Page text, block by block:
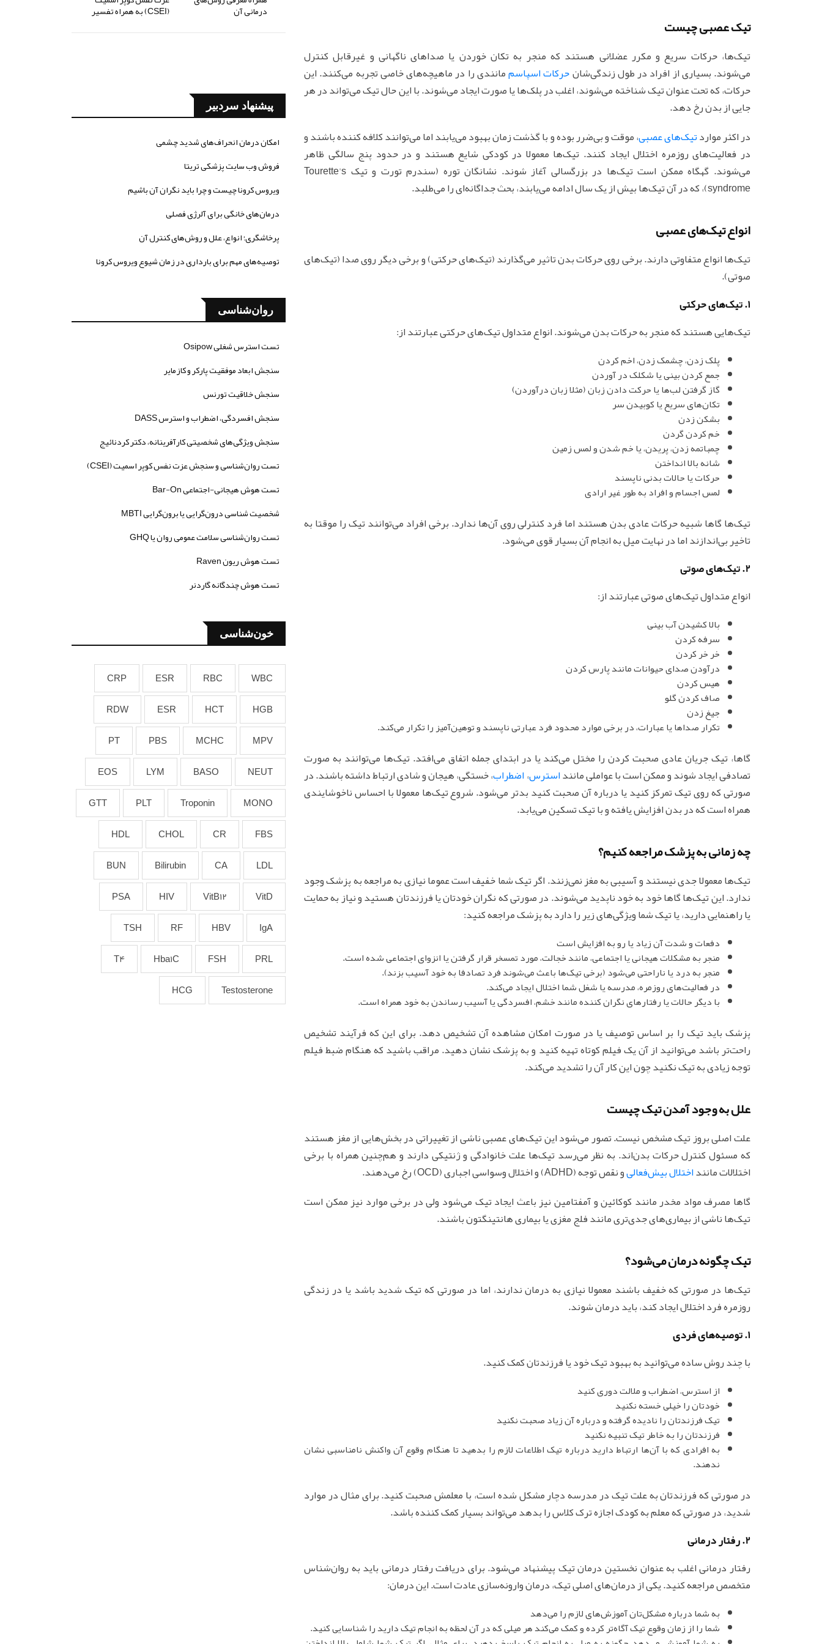
تیک عصبی چیست
تیک‌ها، حرکات سریع و مکرر عضلانی هستند که منجر به تکان خوردن یا صداهای ناگهانی و غیرقابل کنترل
می‌شوند. بسیاری از افراد در طول زندگی‌شانحرکات اسپاسممانندی را در ماهیچه‌های خاصی تجربه می‌کنند. این
حرکات، که تحت عنوان تیک شناخته می‌شوند، اغلب در پلک‌ها یا صورت ایجاد می‌شوند. با این حال تیک می‌تواند در هر
جایی از بدن رخ دهد.
در اکثر مواردتیک‌های عصبی، موقت و بی‌ضرر بوده و با گذشت زمان بهبود می‌یابند اما می‌توانند کلافه کننده باشند و
در فعالیت‌های روزمره اختلال ایجاد کنند. تیک‌ها معمولا در کودکی شایع هستند و در حدود پنج سالگی ظاهر
می‌شوند. گهگاه ممکن است تیک‌ها در بزرگسالی آغاز شوند. نشانگان توره (سندرم تورت و تیک Tourette's
syndrome)، که در آن تیک‌ها بیش از یک سال ادامه می‌یابند، بحث جداگانه‌ای را می‌طلبد.
انواع تیک‌های عصبی
تیک‌ها انواع متفاوتی دارند. برخی روی حرکات بدن تاثیر می‌گذارند (تیک‌های حرکتی) و برخی دیگر روی صدا (تیک‌های
صوتی).
1. تیک‌های حرکتی
تیک‌هایی هستند که منجر به حرکات بدن می‌شوند. انواع متداول تیک‌های حرکتی عبارتند از:
پلک زدن، چشمک زدن، اخم کردن
جمع کردن بینی یا شکلک در آوردن
گاز گرفتن لب‌ها یا حرکت دادن زبان (مثلا زبان درآوردن)
تکان‌های سریع یا کوبیدن سر
بشکن زدن
خم کردن گردن
چمباتمه زدن، پریدن، یا خم شدن و لمس زمین
شانه بالا انداختن
حرکات یا حالات بدنی ناپسند
لمس اجسام و افراد به طور غیر ارادی
تیک‌ها گاها شبیه حرکات عادی بدن هستند اما فرد کنترلی روی آن‌ها ندارد. برخی افراد می‌توانند تیک را موقتا به
تاخیر بی‌اندازند اما در نهایت میل به انجام آن بسیار قوی می‌شود.
2. تیک‌های صوتی
انواع متداول تیک‌های صوتی عبارتند از:
بالا کشیدن آب بینی
سرفه کردن
خر خر کردن
درآودن صدای حیوانات مانند پارس کردن
هیس کردن
صاف کردن گلو
جیغ زدن
تکرار صداها یا عبارات، در برخی موارد محدود فرد عبارتی ناپسند و توهین‌آمیز را تکرار می‌کند.
گاها، تیک جریان عادی صحبت کردن را مختل می‌کند یا در ابتدای جمله اتفاق می‌افتد. تیک‌ها می‌توانند به صورت
تصادفی ایجاد شوند و ممکن است با عواملی ماننداسترس،اضطراب، خستگی، هیجان و شادی ارتباط داشته باشند. در
صورتی که روی تیک تمرکز کنید یا درباره آن صحبت کنید بدتر می‌شود. شروع تیک‌ها معمولا با احساس ناخوشایندی
همراه است که در بدن افزایش یافته و با تیک تسکین می‌یابد.
چه زمانی به پزشک مراجعه کنیم؟
تیک‌ها معمولا جدی نیستند و آسیبی به مغز نمی‌زنند. اگر تیک شما خفیف است عموما نیازی به مراجعه به پزشک وجود
ندارد. این تیک‌ها گاها خود به خود ناپدید می‌شوند. در صورتی که نگران خودتان یا فرزندتان هستید و نیاز به حمایت
یا راهنمایی دارید، یا تیک شما ویژگی‌های زیر را دارد به پزشک مراجعه کنید:
دفعات و شدت آن‌ زیاد یا رو به افزایش است
منجر به مشکلات هیجانی یا اجتماعی، مانند خجالت، مورد تمسخر قرار گرفتن یا انزوای اجتماعی شده است.
منجر به درد یا ناراحتی می‌شود (برخی تیک‌ها باعث می‌شوند فرد تصادفا به خود آسیب بزند).
در فعالیت‌های روزمره، مدرسه یا شغل شما اختلال ایجاد می‌کند.
با دیگر حالات یا رفتارهای نگران کننده مانند خشم، افسردگی یا آسیب رساندن به خود همراه است.
پزشک باید تیک را بر اساس توصیف یا در صورت امکان مشاهده آن تشخیص دهد. برای این که فرآیند تشخیص
راحت‌تر باشد می‌توانید از آن یک فیلم کوتاه تهیه کنید و به پزشک نشان دهید. مراقب باشید که هنگام ضبط فیلم
توجه زیادی به تیک نکنید چون این کار آن را تشدید می‌کند.
علل به وجود آمدن تیک چیست
علت اصلی بروز تیک مشخص نیست. تصور می‌شود این تیک‌های عصبی ناشی از تغییراتی در بخش‌هایی از مغز هستند
که مسئول کنترل حرکات بدن‌اند. به نظر می‌رسد تیک‌ها علت خانوادگی و ژنتیکی دارند و هم‌چنین همراه با برخی
اختلالات ماننداختلال بیش‌فعالیو نقص توجه (ADHD) و اختلال وسواسی اجباری (OCD) رخ می‌دهند.
گاها مصرف مواد مخدر مانند کوکائین و آمفتامین نیز باعث ایجاد تیک می‌شود ولی در برخی موارد نیز ممکن است
تیک‌ها ناشی از بیماری‌های جدی‌تری مانند فلج مغزی یا بیماری‌ هانتینگتون باشند.
تیک چگونه درمان می‌شود؟
تیک‌ها در صورتی که خفیف باشند معمولا نیازی به درمان ندارند، اما در صورتی که تیک شدید باشد یا در زندگی
روزمره فرد اختلال ایجاد کند، باید درمان شوند.
1. توصیه‌های فردی
با چند روش ساده می‌توانید به بهبود تیک خود یا فرزندتان کمک کنید.
از استرس، اضطراب و ملالت دوری کنید
خودتان را خیلی خسته نکنید
تیک فرزندتان را نادیده گرفته و درباره آن زیاد صحبت نکنید
فرزندتان را به خاطر تیک تنبیه نکنید
به افرادی که با آن‌ها ارتباط دارید درباره تیک اطلاعات لازم را بدهید تا هنگام وقوع آن واکنش نامناسبی نشان
ندهند.
در صورتی که فرزندتان به علت تیک در مدرسه دچار مشکل شده است، با معلمش صحبت کنید. برای مثال در موارد
شدید، در صورتی که معلم به کودک اجازه ترک کلاس را بدهد می‌تواند بسیار کمک کننده باشد.
2. رفتار درمانی
رفتار درمانی اغلب به عنوان نخستین درمان تیک پیشنهاد می‌شود. برای دریافت رفتار درمانی باید به روان‌شناس
متخصص مراجعه کنید. یکی از درمان‌های اصلی تیک، درمان وارونه‌سازی عادت است. این درمان:
به شما درباره مشکل‌تان آموزش‌های لازم را می‌دهد
شما را از زمان وقوع تیک آگاه‌تر کرده و کمک می‌کند هر میلی که در آن لحظه به انجام تیک دارید را شناسایی کنید.
درمانی آن (CSEI) به همراه تفسیر
پیشنهاد سردبیر
امکان درمان انحراف‌های شدید چشمی
فروش وب سایت پزشکی تریتا
ویروس کرونا چیست و چرا باید نگران آن باشیم
درمان‌های خانگی برای آلرژی فصلی
پرخاشگری؛ انواع، علل و روش‌های کنترل آن
توصیه‌های مهم برای بارداری در زمان شیوع ویروس کرونا
روان‌شناسی
تست استرس شغلی Osipow
سنجش ابعاد موفقیت پارکر و کازمایر
سنجش خلاقیت تورنس
سنجش افسردگی، اضطراب و استرس DASS
سنجش ویژگی‌های شخصیتی کارآفرینانه، دکتر کردنائیج
تست روان‌شناسی و سنجش عزت نفس کوپر اسمیت (CSEI)
تست هوش هیجانی-اجتماعی Bar-On
شخصیت شناسی درون‌گرایی یا برون‌گرایی MBTI
تست روان‌شناسی سلامت عمومی روان یا GHQ
تست هوش ریون Raven
تست هوش چندگانه گاردنر
خون‌شناسی
WBC
RBC
ESR
CRP
HGB
HCT
ESR
RDW
MPV
MCHC
PBS
PT
NEUT
BASO
LYM
EOS
MONO
Troponin
PLT
GTT
FBS
CR
CHOL
HDL
LDL
CA
Bilirubin
BUN
VitD
VitB12
HIV
PSA
IgA
HBV
RF
TSH
PRL
FSH
Hba1C
T4
Testosterone
HCG